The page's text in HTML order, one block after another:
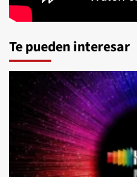
Te pueden interesar